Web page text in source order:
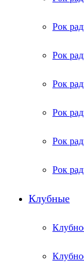
Рок
Рок
Рок
Рок
Рок
Рок
Клубные